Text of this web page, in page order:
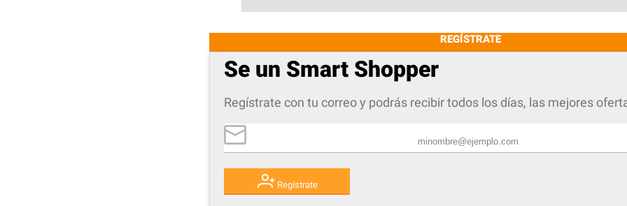
REGÍSTRATE
Se un Smart Shopper
Regístrate con tu correo y podrás recibir todos los días, las mejores
Regístrate